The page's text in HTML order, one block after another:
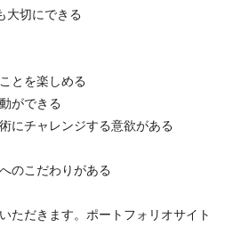
大切にできる
とを楽しめる
ができる
にチャレンジする意欲がある
のこだわりがある
ただきます。ポートフォリオサイト